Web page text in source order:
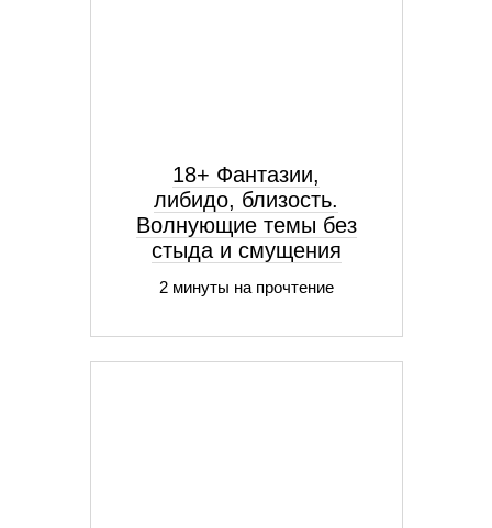
18+ Фантазии,
либидо, близость.
Волнующие темы без
стыда и смущения
2 минуты на прочтение